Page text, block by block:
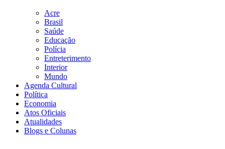
Acre
Brasil
Saúde
Educação
Polícia
Entreterimento
Interior
Mundo
Agenda Cultural
Política
Economia
Atos Oficiais
Atualidades
Blogs e Colunas